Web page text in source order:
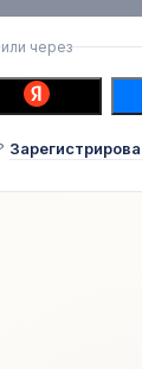
или через